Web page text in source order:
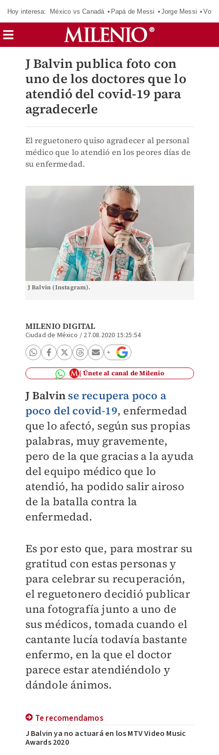
Hoy interesa: México vs Canadá Papá de Messi Jorge Messi
J Balvin publica foto con
uno de los doctores que lo
atendió del covid-19 para
agradecerle
El reguetonero quiso agradecer al personal
médico que lo atendió en los peores días de
su enfermedad.
J Balvin (Instagram).
MILENIO DIGITAL
Ciudad de México / 27.08.2020 15:25:54
Únete al canal de Milenio
J Balvin se recupera poco a
poco del covid-19, enfermedad
que lo afectó, según sus propias
palabras, muy gravemente,
pero de la que gracias a la ayuda
del equipo médico que lo
atendió, ha podido salir airoso
de la batalla contra la
enfermedad.
Es por esto que, para mostrar su
gratitud con estas personas y
para celebrar su recuperación,
el reguetonero decidió publicar
una fotografía junto a uno de
sus médicos, tomada cuando el
cantante lucía todavía bastante
enfermo, en la que el doctor
parece estar atendiéndolo y
dándole ánimos.
Te recomendamos
J Balvin ya no actuará en los MTV Video Music
Awards 2020